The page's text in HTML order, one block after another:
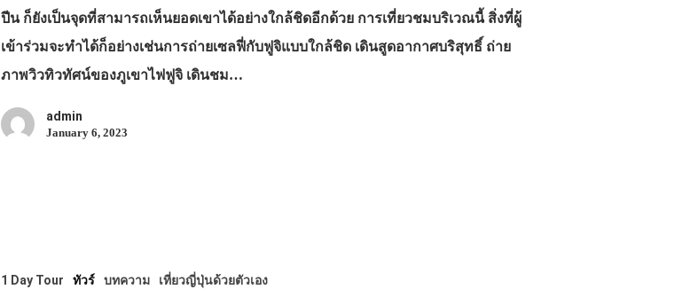
ปีน ก็ยังเป็นจุดที่สามารถเห็นยอดเขาได้อย่างใกล้ชิดอีกด้วย การเที่ยวชมบริเวณนี้ สิ่งที่ผู้
เข้าร่วมจะทำได้ก็อย่างเช่นการถ่ายเซลฟี่กับฟูจิแบบใกล้ชิด เดินสูดอากาศบริสุทธิ์ ถ่าย
ภาพวิวทิวทัศน์ของภูเขาไฟฟูจิ เดินชม…
admin
January 6, 2023
1 Day Tour ทัวร์ บทความ เที่ยวญี่ปุ่นด้วยตัวเอง